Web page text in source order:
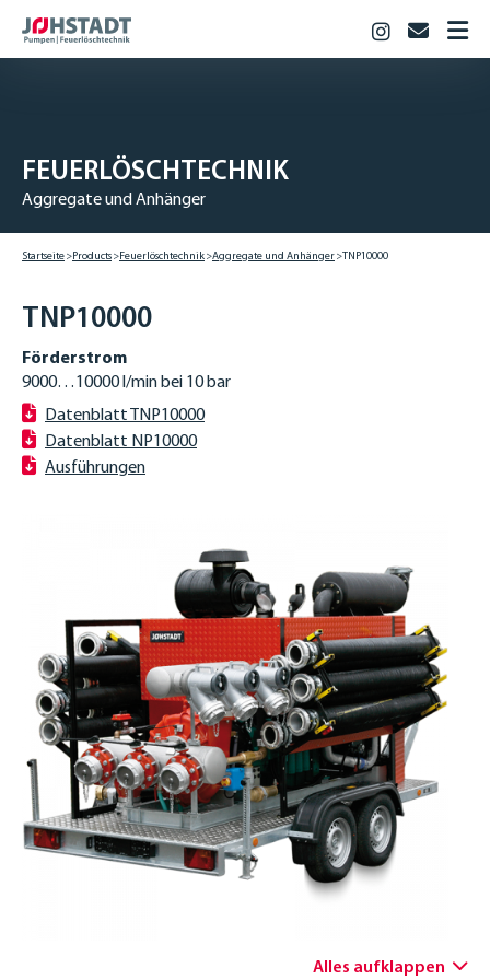
Industriepumpen
Biogas & Landwirtschaft
Berufsausbildung
Offene Stellen
KONTAKT
DOWNLOADS
Instagram
FEUERLÖSCHTECHNIK
Aggregate und Anhänger
Startseite Products Feuerlöschtechnik Aggregate und Anhänger TNP10000
TNP10000
Förderstrom
9000…10000 l/min bei 10 bar
Datenblatt TNP10000
Datenblatt NP10000
Ausführungen
Alles aufklappen